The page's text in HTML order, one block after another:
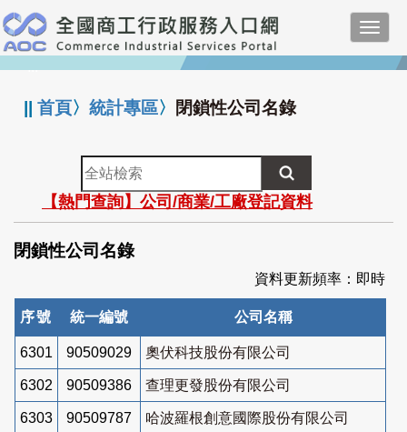
跳
到
主
要
:::
||首頁〉統計專區〉 閉鎖性公司名錄
全
站
檢
索
【熱門查詢】公司/商業/工廠登記資料
閉鎖性公司名錄
資料更新頻率：即時
序號 統一編號 公司名稱
6301 90509029 奧伏科技股份有限公司
6302 90509386 查理更發股份有限公司
6303 90509787 哈波羅根創意國際股份有限公司